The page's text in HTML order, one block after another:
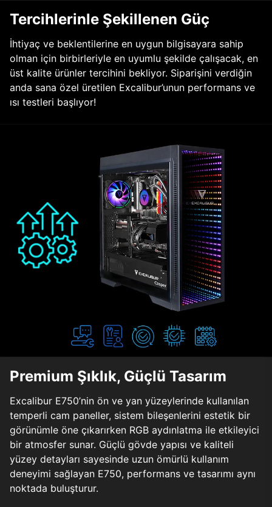
Tercihlerinle Şekillenen Güç
İhtiyaç ve beklentilerine en uygun bilgisayara sahip
olman için birbirleriyle en uyumlu şekilde çalışacak, en
üst kalite ürünler tercihini bekliyor. Siparişini verdiğin
anda sana özel üretilen Excalibur’unun performans ve
ısı testleri başlıyor!
Premium Şıklık, Güçlü Tasarım
Excalibur E750’nin ön ve yan yüzeylerinde kullanılan
temperli cam paneller, sistem bileşenlerini estetik bir
görünümle öne çıkarırken RGB aydınlatma ile etkileyici
bir atmosfer sunar. Güçlü gövde yapısı ve kaliteli
yüzey detayları sayesinde uzun ömürlü kullanım
deneyimi sağlayan E750, performans ve tasarımı aynı
noktada buluşturur.